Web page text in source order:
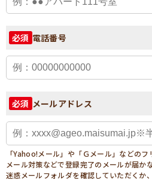
必須 電話番号
必須 メールアドレス
「Yahoo!メール」や「Ｇメール」などの
メール対策などで登録完了のメールが届か
迷惑メールフォルダを確認していただくか